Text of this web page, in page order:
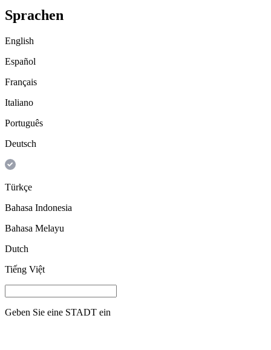
Sprachen
English
Español
Français
Italiano
Português
Deutsch
Türkçe
Bahasa Indonesia
Bahasa Melayu
Dutch
Tiếng Việt
Geben Sie eine STADT ein